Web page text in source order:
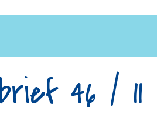
46 /